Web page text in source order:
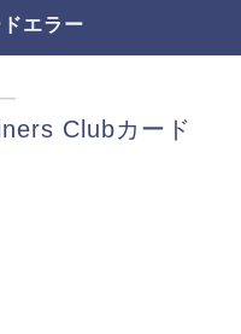
エラー
Clubカード